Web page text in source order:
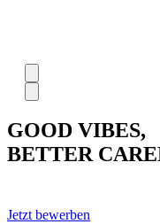
GOOD VIBES,
BETTER
Jetzt bewerben